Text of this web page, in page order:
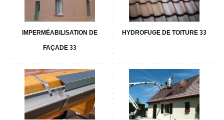
IMPERMÉABILISATION DE
FAÇADE 33
HYDROFUGE DE TOITURE 33